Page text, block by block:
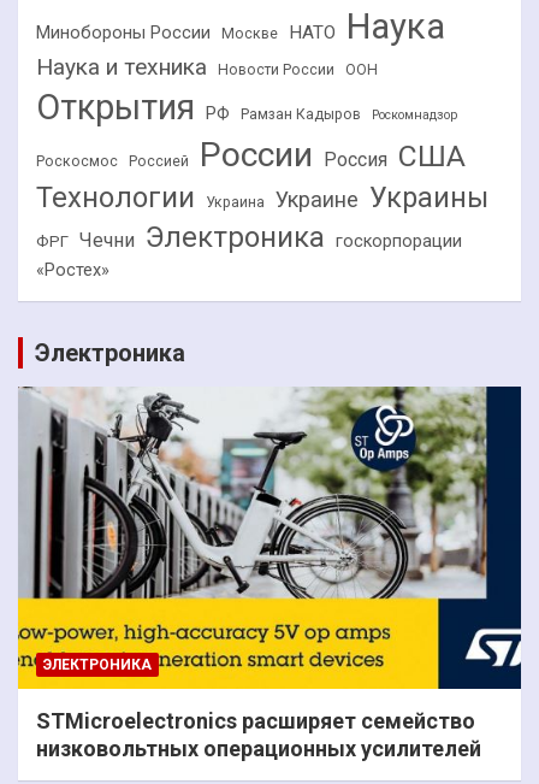
Минобороны России Москве НАТО Наука
Наука и техника Новости России ООН
Открытия РФ Рамзан Кадыров Роскомнадзор
Роскосмос Россией России Россия США
Технологии Украина Украине Украины
ФРГ Чечни Электроника госкорпорации
«Ростех»
Электроника
ЭЛЕКТРОНИКА
STMicroelectronics расширяет семейство
низковольтных операционных усилителей